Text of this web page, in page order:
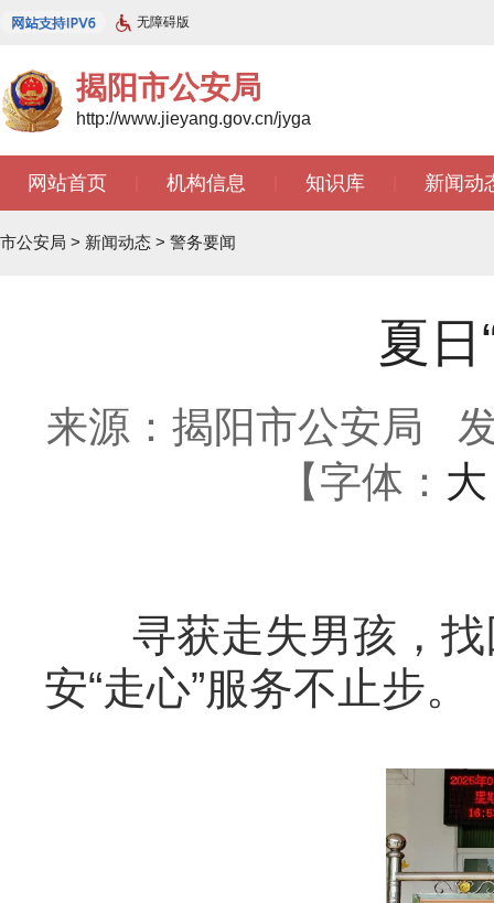
无障碍版
揭阳市公安局
http://www.jieyang.gov.cn/jyga
网站首页 机构信息 知识库 新闻动
市公安局 > 新闻动态 > 警务要闻
夏日
来源：揭阳市公安局
【字体： 大
寻获走失男孩，找
安“走心”服务不止步。